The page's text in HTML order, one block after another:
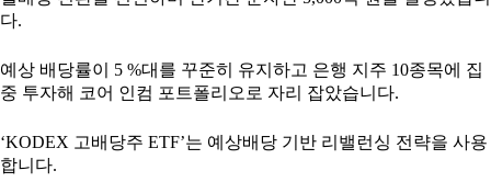
다.
예상 배당률이 5 %대를 꾸준히 유지하고 은행 지주 10종목에 집
중 투자해 코어 인컴 포트폴리오로 자리 잡았습니다.
‘KODEX 고배당주 ETF’는 예상배당 기반 리밸런싱 전략을 사용
합니다.